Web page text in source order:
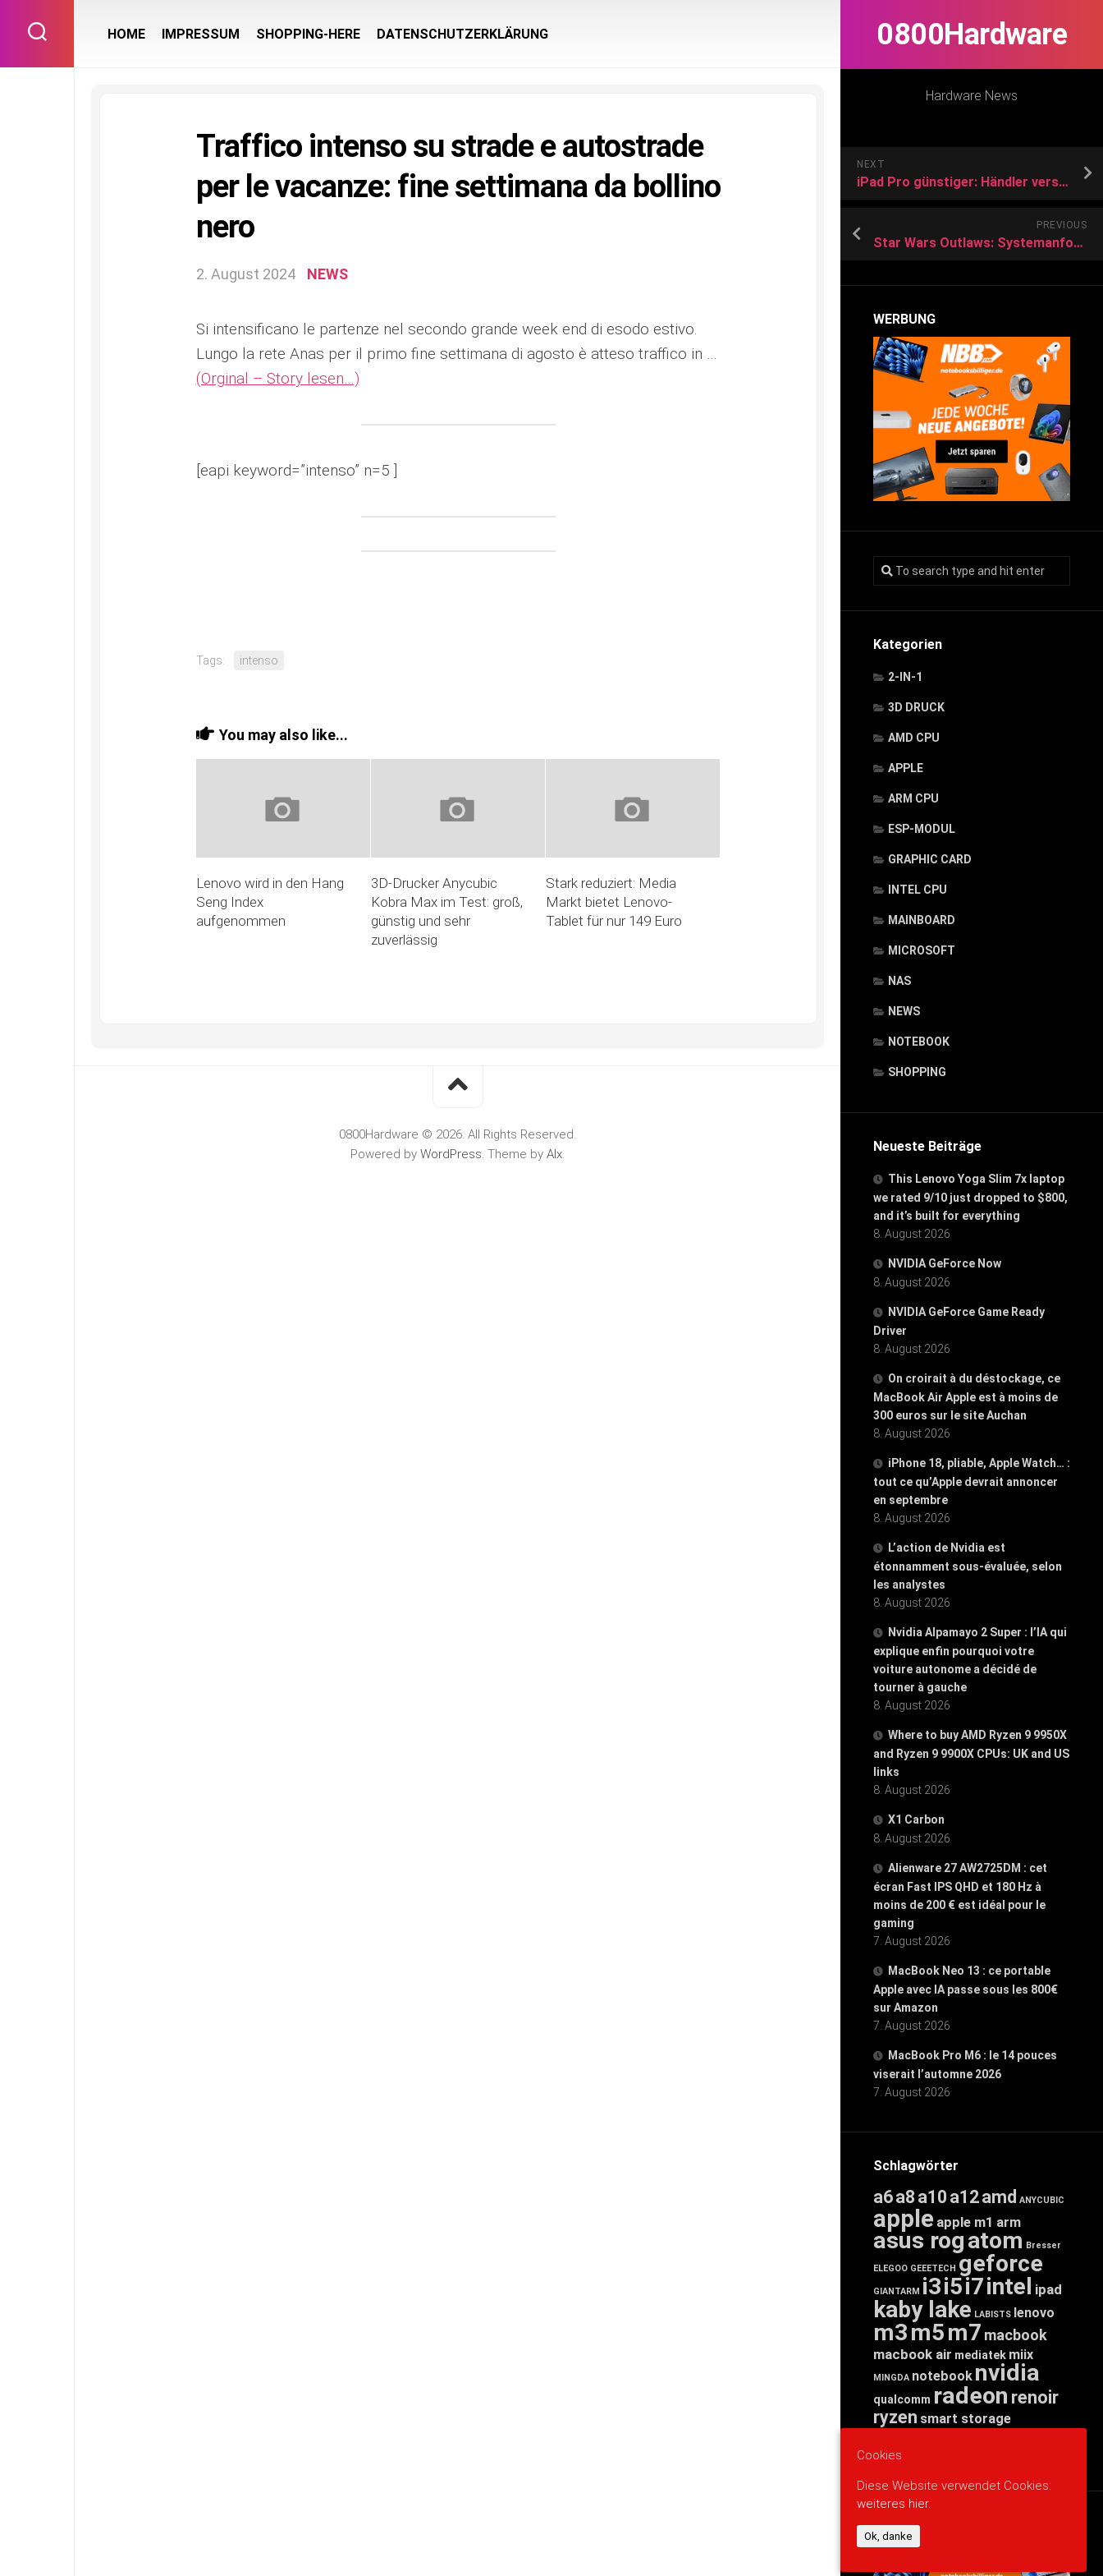
content
0800Hardware
Hardware News
NEXT
iPad Pro günstiger: Händler verschleudert Restposten
PREVIOUS
Star Wars Outlaws: Systemanforderungen empfehlen RTX 3060 Ti oder RX 6700 XT
WERBUNG
Kategorien
2-IN-1
3D DRUCK
AMD CPU
APPLE
ARM CPU
ESP-MODUL
GRAPHIC CARD
INTEL CPU
MAINBOARD
MICROSOFT
NAS
NEWS
NOTEBOOK
SHOPPING
Neueste Beiträge
This Lenovo Yoga Slim 7x laptop
we rated 9/10 just dropped to $800,
and it’s built for everything
8. August 2026
NVIDIA GeForce Now
8. August 2026
NVIDIA GeForce Game Ready
Driver
8. August 2026
On croirait à du déstockage, ce
MacBook Air Apple est à moins de
300 euros sur le site Auchan
8. August 2026
iPhone 18, pliable, Apple Watch… :
tout ce qu’Apple devrait annoncer
en septembre
8. August 2026
L’action de Nvidia est
étonnamment sous-évaluée, selon
les analystes
8. August 2026
Nvidia Alpamayo 2 Super : l’IA qui
explique enfin pourquoi votre
voiture autonome a décidé de
tourner à gauche
8. August 2026
Where to buy AMD Ryzen 9 9950X
and Ryzen 9 9900X CPUs: UK and US
links
8. August 2026
X1 Carbon
8. August 2026
Alienware 27 AW2725DM : cet
écran Fast IPS QHD et 180 Hz à
moins de 200 € est idéal pour le
gaming
7. August 2026
MacBook Neo 13 : ce portable
Apple avec IA passe sous les 800€
sur Amazon
7. August 2026
MacBook Pro M6 : le 14 pouces
viserait l’automne 2026
7. August 2026
Schlagwörter
a6a8 a10 a12amd ANYCUBIC
apple apple m1 arm
asus rogatom Bresser
ELEGOO GEEETECH geforce
GIANTARM i3i5i7intel ipad
kaby lake LABISTS lenovo
m3m5m7 macbook
macbook air mediatek miix
MINGDA notebook nvidia
qualcomm radeon renoir
ryzen smart storage
threadripper
WERBUNG
HOME IMPRESSUM SHOPPING-HERE DATENSCHUTZERKLÄRUNG
Traffico intenso su strade e autostrade
per le vacanze: fine settimana da bollino
nero
2. August 2024 NEWS
Si intensificano le partenze nel secondo grande week end di esodo estivo.
Lungo la rete Anas per il primo fine settimana di agosto è atteso traffico in …
(Orginal – Story lesen…)
[eapi keyword=”intenso” n=5 ]
Tags: intenso
You may also like...
Lenovo wird in den Hang
Seng Index
aufgenommen
3D-Drucker Anycubic
Kobra Max im Test: groß,
günstig und sehr
zuverlässig
Stark reduziert: Media
Markt bietet Lenovo-
Tablet für nur 149 Euro
0800Hardware © 2026. All Rights Reserved.
Powered by WordPress. Theme by Alx.
Cookies
Diese Website verwendet Cookies:
weiteres hier.
Ok, danke